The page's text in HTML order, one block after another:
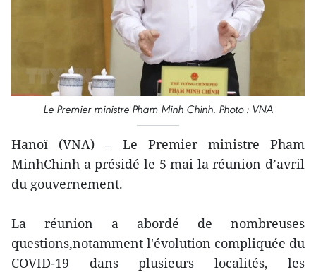
Le Premier ministre Pham Minh Chinh. Photo : VNA
Hanoï (VNA) – Le Premier ministre Pham
MinhChinh a présidé le 5 mai la réunion d’avril
du gouvernement.
La réunion a abordé de nombreuses
questions,notamment l'évolution compliquée du
COVID-19 dans plusieurs localités, les